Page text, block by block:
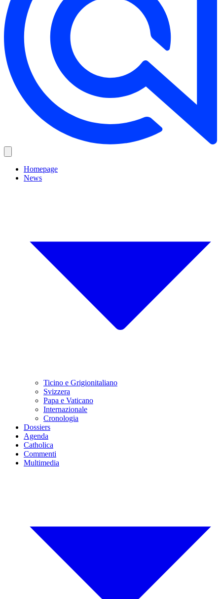
Homepage
News
Ticino e Grigionitaliano
Svizzera
Papa e Vaticano
Internazionale
Cronologia
Dossiers
Agenda
Catholica
Commenti
Multimedia